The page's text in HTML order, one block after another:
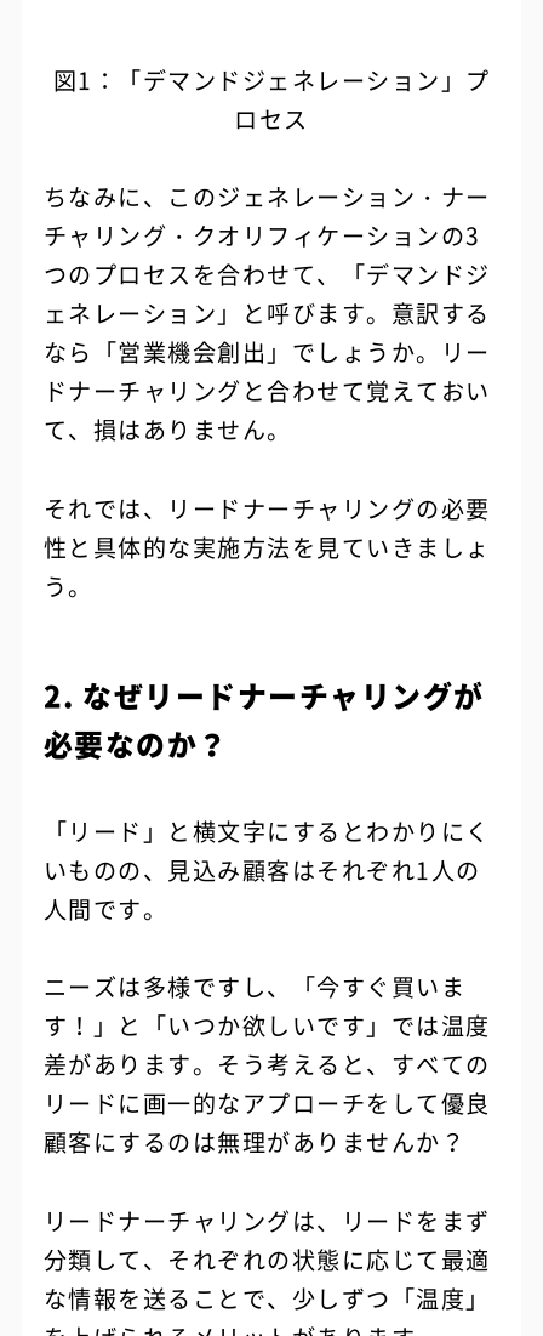
図1：「デマンドジェネレーション」プ
ロセス
ちなみに、このジェネレーション・ナー
チャリング・クオリフィケーションの3
つのプロセスを合わせて、「デマンドジ
ェネレーション」と呼びます。意訳する
なら「営業機会創出」でしょうか。リー
ドナーチャリングと合わせて覚えておい
て、損はありません。
それでは、リードナーチャリングの必要
性と具体的な実施方法を見ていきましょ
う。
2. なぜリードナーチャリングが
必要なのか？
「リード」と横文字にするとわかりにく
いものの、見込み顧客はそれぞれ1人の
人間です。
ニーズは多様ですし、「今すぐ買いま
す！」と「いつか欲しいです」では温度
差があります。そう考えると、すべての
リードに画一的なアプローチをして優良
顧客にするのは無理がありませんか？
リードナーチャリングは、リードをまず
分類して、それぞれの状態に応じて最適
な情報を送ることで、少しずつ「温度」